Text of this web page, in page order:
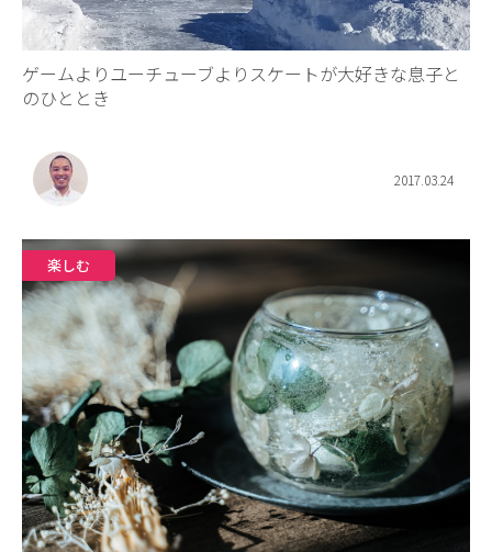
ゲームよりユーチューブよりスケートが大好きな息子と
のひととき
2017.03.24
楽しむ